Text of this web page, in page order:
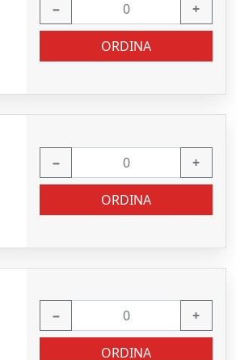
− +
ORDINA
− +
ORDINA
− +
ORDINA